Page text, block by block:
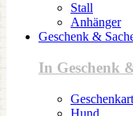
Stall
Anhänger
Geschenk &
In Geschenk
Hund